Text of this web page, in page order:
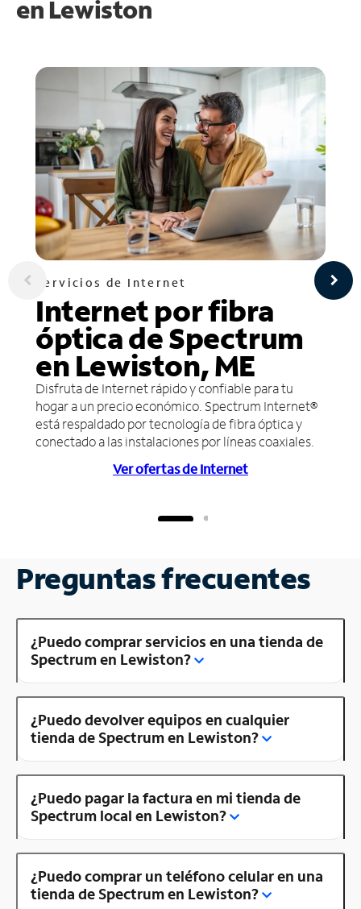
en Lewiston
Servicios de Internet
Internet por fibra
óptica de Spectrum
en Lewiston, ME
Disfruta de Internet rápido y confiable para tu
hogar a un precio económico. Spectrum Internet®
está respaldado por tecnología de fibra óptica y
conectado a las instalaciones por líneas coaxiales.
Ver ofertas de Internet
Preguntas frecuentes
¿Puedo comprar servicios en una tienda de
Spectrum en Lewiston?
¿Puedo devolver equipos en cualquier
tienda de Spectrum en Lewiston?
¿Puedo pagar la factura en mi tienda de
Spectrum local en Lewiston?
¿Puedo comprar un teléfono celular en una
tienda de Spectrum en Lewiston?